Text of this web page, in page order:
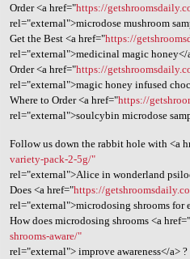
Order <a href="https://
rel="external">microdose mushroom
Get the Best <a href="https://
rel="external">medicinal magic
Order <a href="https://
rel="external">magic honey infused
Where to Order <a href="https://
rel="external">soulcybin microdose
Follow us down the rabbit hole with <a
variety-pack-2-5g/"
rel="external">Alice in wonderland
Does <a href="https://
rel="external">microdosing shrooms for
How does microdosing shrooms <a
shrooms-aware/"
rel="external"> improve awareness</a> ?